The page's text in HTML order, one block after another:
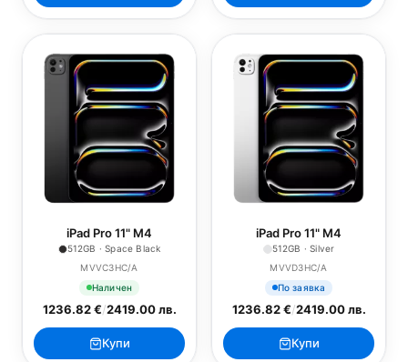
iPad Pro 11" M4
512GB · Space Black
MVVC3HC/A
Наличен
1236.82 €/2419.00 лв.
Купи
iPad Pro 11" M4
512GB · Silver
MVVD3HC/A
По заявка
1236.82 €/2419.00 лв.
Купи